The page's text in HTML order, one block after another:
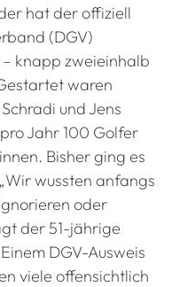
hat der offiziell
(DGV)
knapp zweieinhalb
waren
und Jens
Jahr 100 Golfer
Bisher ging es
wussten anfangs
oder
der 51-jährige
DGV-Ausweis
viele offensichtlich